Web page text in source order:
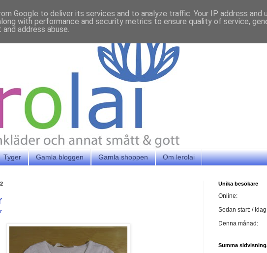
Tyger Gamla bloggen Gamla shoppen Om lerolai
Unika besökare
Online:
Sedan start: /
Denna månad:
Summa
Google to deliver its services and to analyze traffic. Your IP address and
with performance and security metrics to ensure quality of service,
address abuse.